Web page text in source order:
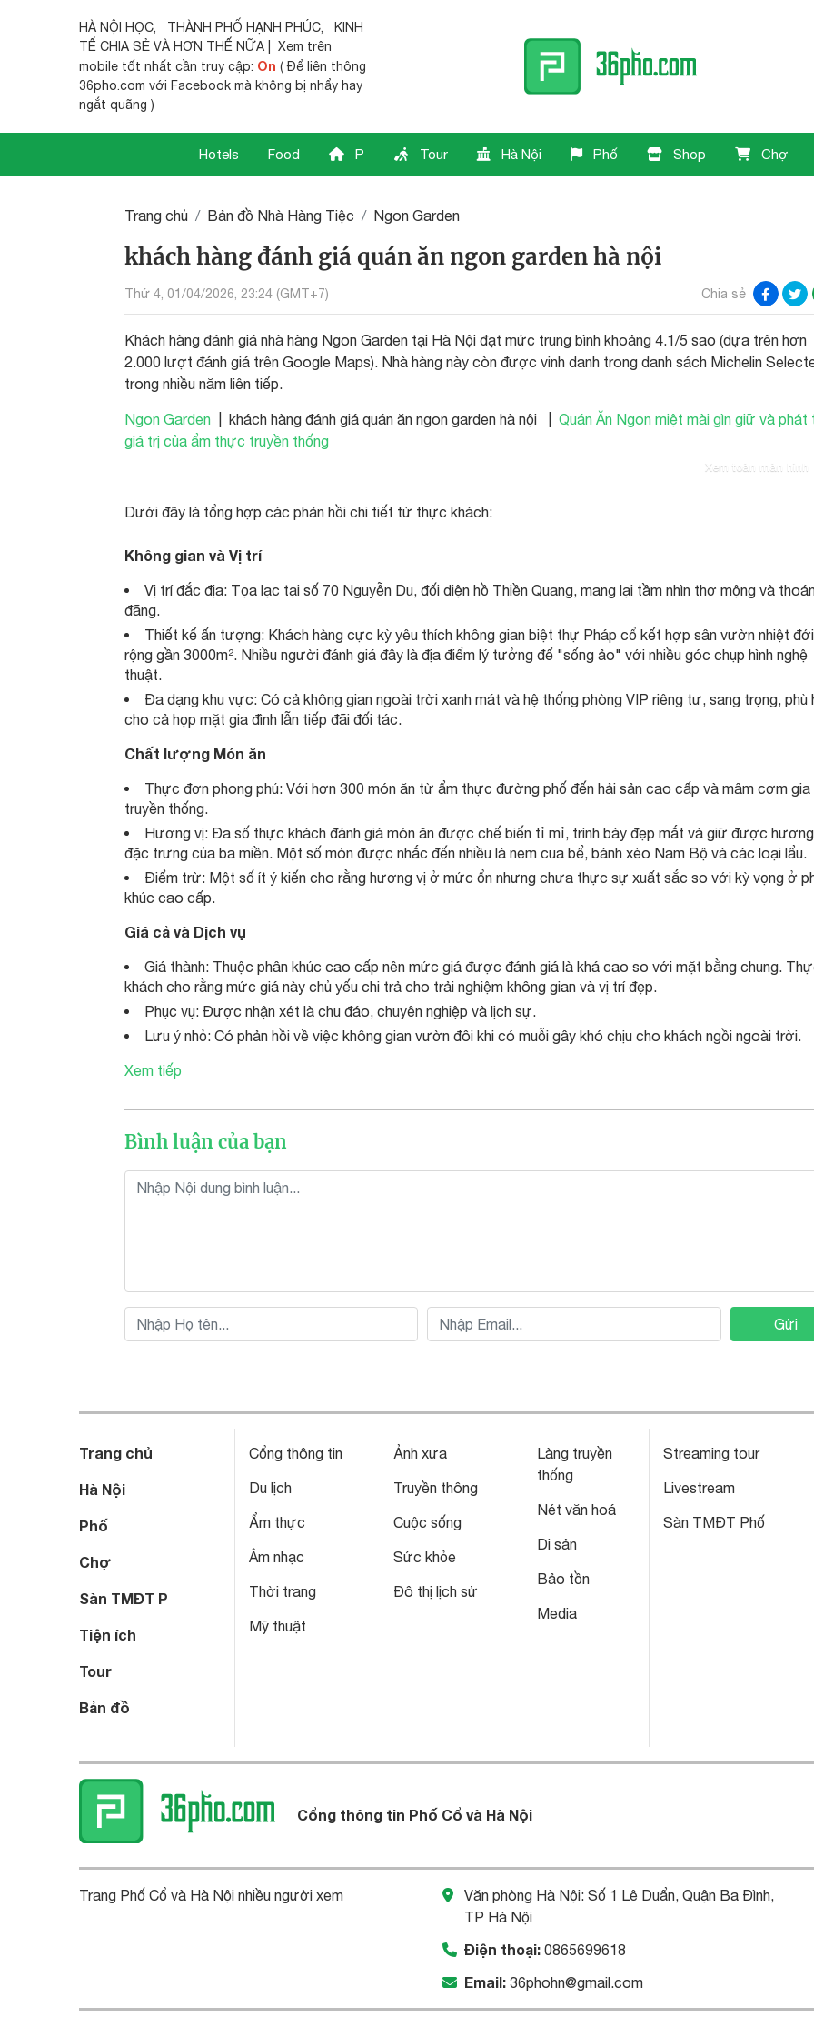
HÀ NỘI HỌC, THÀNH PHỐ HẠNH PHÚC,
KINH
TẾ CHIA SẺ VÀ HƠN THẾ NỮA | Xem trên
mobile tốt nhất cần truy cập: On ( Để liên thông
36pho.com với Facebook mà không bị nhẩy hay
ngắt quãng )
Hotels Food P Tour Hà Nội Phố Shop Chợ
Trang chủ Bản đồ Nhà Hàng Tiệc Ngon Garden
khách hàng đánh giá quán ăn ngon garden hà nội
Thứ 4, 01/04/2026, 23:24 (GMT+7) Chia sẻ
Khách hàng đánh giá nhà hàng Ngon Garden tại Hà Nội đạt mức trung bình khoảng 4.1/5 sao (dựa trên hơn
2.000 lượt đánh giá trên Google Maps). Nhà hàng này còn được vinh danh trong danh sách Michelin
trong nhiều năm liên tiếp.
Ngon Garden | khách hàng đánh giá quán ăn ngon garden hà nội | Quán Ăn Ngon miệt mài gìn giữ và phát
giá trị của ẩm thực truyền thống
Xem toàn màn hình
Dưới đây là tổng hợp các phản hồi chi tiết từ thực khách:
Không gian và Vị trí
Vị trí đắc địa: Tọa lạc tại số 70 Nguyễn Du, đối diện hồ Thiền Quang, mang lại tầm nhìn thơ mộng và
đãng.
Thiết kế ấn tượng: Khách hàng cực kỳ yêu thích không gian biệt thự Pháp cổ kết hợp sân vườn nhiệt đới
rộng gần 3000m². Nhiều người đánh giá đây là địa điểm lý tưởng để "sống ảo" với nhiều góc chụp hình nghệ
thuật.
Đa dạng khu vực: Có cả không gian ngoài trời xanh mát và hệ thống phòng VIP riêng tư, sang trọng, phù
cho cả họp mặt gia đình lẫn tiếp đãi đối tác.
Chất lượng Món ăn
Thực đơn phong phú: Với hơn 300 món ăn từ ẩm thực đường phố đến hải sản cao cấp và mâm cơm gia
truyền thống.
Hương vị: Đa số thực khách đánh giá món ăn được chế biến tỉ mỉ, trình bày đẹp mắt và giữ được
đặc trưng của ba miền. Một số món được nhắc đến nhiều là nem cua bể, bánh xèo Nam Bộ và các loại lẩu.
Điểm trừ: Một số ít ý kiến cho rằng hương vị ở mức ổn nhưng chưa thực sự xuất sắc so với kỳ vọng ở
khúc cao cấp.
Giá cả và Dịch vụ
Giá thành: Thuộc phân khúc cao cấp nên mức giá được đánh giá là khá cao so với mặt bằng chung.
khách cho rằng mức giá này chủ yếu chi trả cho trải nghiệm không gian và vị trí đẹp.
Phục vụ: Được nhận xét là chu đáo, chuyên nghiệp và lịch sự.
Lưu ý nhỏ: Có phản hồi về việc không gian vườn đôi khi có muỗi gây khó chịu cho khách ngồi ngoài trời.
Xem tiếp
Bình luận của bạn
Gửi
Trang chủ
Hà Nội
Phố
Chợ
Sàn TMĐT P
Tiện ích
Tour
Bản đồ
Cổng thông tin
Du lịch
Ẩm thực
Âm nhạc
Thời trang
Mỹ thuật
Ảnh xưa
Truyền thông
Cuộc sống
Sức khỏe
Đô thị lịch sử
Làng truyền
thống
Nét văn hoá
Di sản
Bảo tồn
Media
Streaming tour
Livestream
Sàn TMĐT Phố
Cổng thông tin Phố Cổ và Hà Nội
Trang Phố Cổ và Hà Nội nhiều người xem
Văn phòng Hà Nội: Số 1 Lê Duẩn, Quận Ba Đình,
TP Hà Nội
Điện thoại: 0865699618
Email: 36phohn@gmail.com